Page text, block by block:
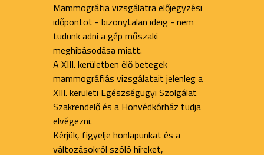
Mammográfia vizsgálatra előjegyzési
időpontot - bizonytalan ideig - nem
tudunk adni a gép műszaki
meghibásodása miatt.
A XIII. kerületben élő betegek
mammográfiás vizsgálatait jelenleg a
XIII. kerületi Egészségügyi Szolgálat
Szakrendelő és a Honvédkórház tudja
elvégezni.
Kérjük, figyelje honlapunkat és a
változásokról szóló híreket,